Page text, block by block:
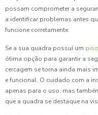
possam comprometer a
a identificar problemas antes
funcione corretamente.
Se a sua quadra possuí um
ótima opção para garantir a
cercagem se torna ainda mais
e funcional. O cuidado com a
apenas para o uso, mas
que a quadra se destaque na